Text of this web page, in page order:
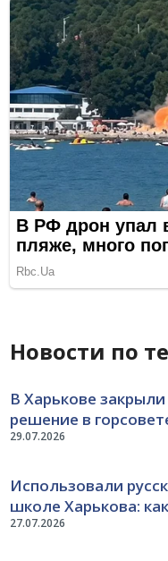
Новости по
29.07.2026
В Харькове
решение в
27.07.2026
Использовали
школе Харькова: